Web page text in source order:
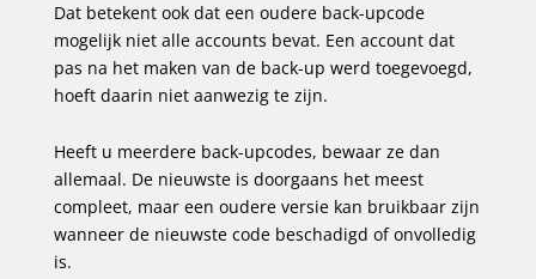
Dat betekent ook dat een oudere back-upcode
mogelijk niet alle accounts bevat. Een account dat
pas na het maken van de back-up werd toegevoegd,
hoeft daarin niet aanwezig te zijn.
Heeft u meerdere back-upcodes, bewaar ze dan
allemaal. De nieuwste is doorgaans het meest
compleet, maar een oudere versie kan bruikbaar zijn
wanneer de nieuwste code beschadigd of onvolledig
is.